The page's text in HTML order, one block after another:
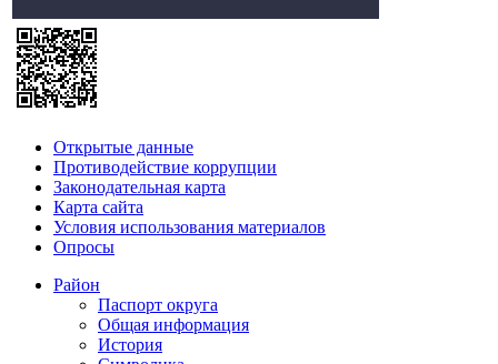
Открытые данные
Противодействие коррупции
Законодательная карта
Карта сайта
Условия использования материалов
Опросы
Район
Паспорт округа
Общая информация
История